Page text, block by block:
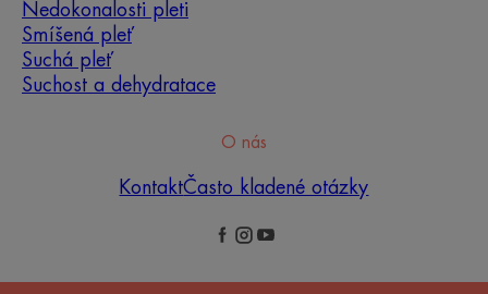
Nedokonalosti pleti
Smíšená pleť
Suchá pleť
Suchost a dehydratace
O nás
KontaktČasto kladené otázky